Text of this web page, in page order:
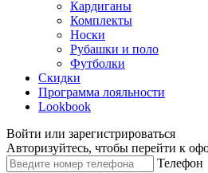
Кардиганы
Комплекты
Носки
Рубашки и поло
Футболки
Скидки
Программа лояльности
Lookbook
Войти или зарегистрироваться
Авторизуйтесь, чтобы перейти к
Телефон